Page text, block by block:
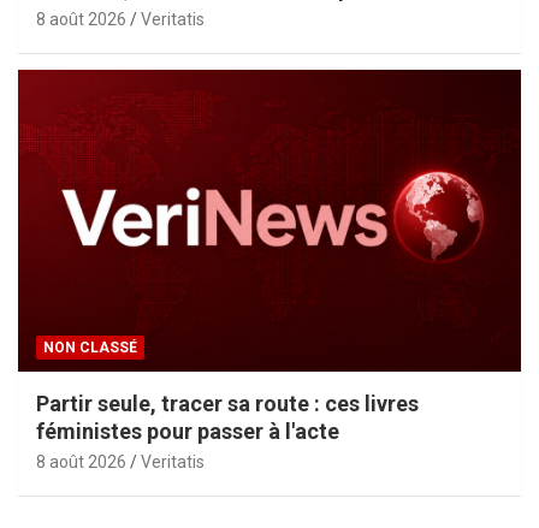
8 août 2026 Veritatis
NON CLASSÉ
Partir seule, tracer sa route : ces livres
féministes pour passer à l'acte
8 août 2026 Veritatis